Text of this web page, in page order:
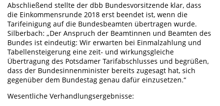
Abschließend stellte der dbb Bundesvorsitzende klar, dass
die Einkommensrunde 2018 erst beendet ist, wenn die
Tarifeinigung auf die Bundesbeamten übertragen wurde.
Silberbach: „Der Anspruch der Beamtinnen und Beamten des
Bundes ist eindeutig: Wir erwarten bei Einmalzahlung und
Tabellensteigerung eine zeit- und wirkungsgleiche
Übertragung des Potsdamer Tarifabschlusses und begrüßen,
dass der Bundesinnenminister bereits zugesagt hat, sich
gegenüber dem Bundestag genau dafür einzusetzen.“
Wesentliche Verhandlungsergebnisse: